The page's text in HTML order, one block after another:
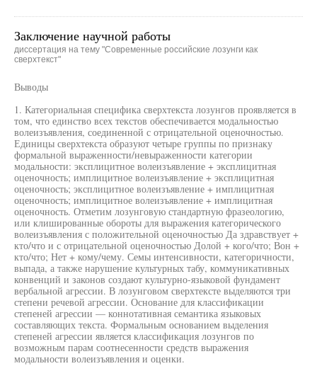
Заключение научной работы
диссертация на тему "Современные российские лозунги как
сверхтекст"
Выводы
1. Категориальная специфика сверхтекста лозунгов проявляется в
том, что единство всех текстов обеспечивается модальностью
волеизъявления, соединенной с отрицательной оценочностью.
Единицы сверхтекста образуют четыре группы по признаку
формальной выраженности/невыраженности категории
модальности: эксплицитное волеизъявление + эксплицитная
оценочность; имплицитное волеизъявление + эксплицитная
оценочность; эксплицитное волеизъявление + имплицитная
оценочность; имплицитное волеизъявление + имплицитная
оценочность. Отметим лозунговую стандартную фразеологию,
или клишированные обороты для выражения категорического
волеизъявления с положительной оценочностью Да здравствует +
кто/что и с отрицательной оценочностью Долой + кого/что; Вон +
кто/что; Нет + кому/чему. Семы интенсивности, категоричности,
выпада, а также нарушение культурных табу, коммуникативных
конвенций и законов создают культурно-языковой фундамент
вербальной агрессии. В лозунговом сверхтексте выделяются три
степени речевой агрессии. Основание для классификации
степеней агрессии — коннотативная семантика языковых
составляющих текста. Формальным основанием выделения
степеней агрессии является классификация лозунгов по
возможным парам соотнесенности средств выражения
модальности волеизъявления и оценки.